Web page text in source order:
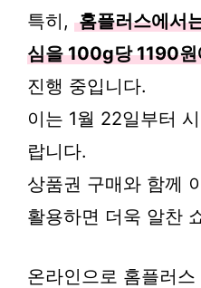
특히, 홈플러스에서
심을 100g당 1190원
진행 중입니다.
이는 1월 22일부터
랍니다.
상품권 구매와 함께
활용하면 더욱 알찬
온라인으로 홈플러